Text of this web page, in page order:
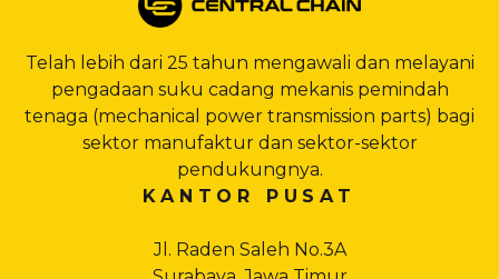
Telah lebih dari 25 tahun mengawali dan melayani
pengadaan suku cadang mekanis pemindah
tenaga (mechanical power transmission parts) bagi
sektor manufaktur dan sektor-sektor
pendukungnya.
KANTOR PUSAT
Jl. Raden Saleh No.3A